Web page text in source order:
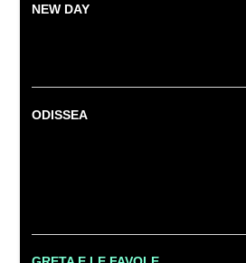
NEW DAY
ODISSEA